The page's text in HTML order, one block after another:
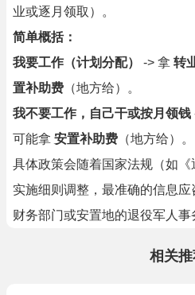
业或逐月领取）。
简单概括：
我要工作（计划分配）
-> 拿 转
置补助费 （地方给）。
我不要工作，自己干或按月领钱
可能拿 安置补助费 （地方给）。
具体政策会随着国家法规（如
实施细则调整，最准确的信息
财务部门或安置地的退役军人事
相关